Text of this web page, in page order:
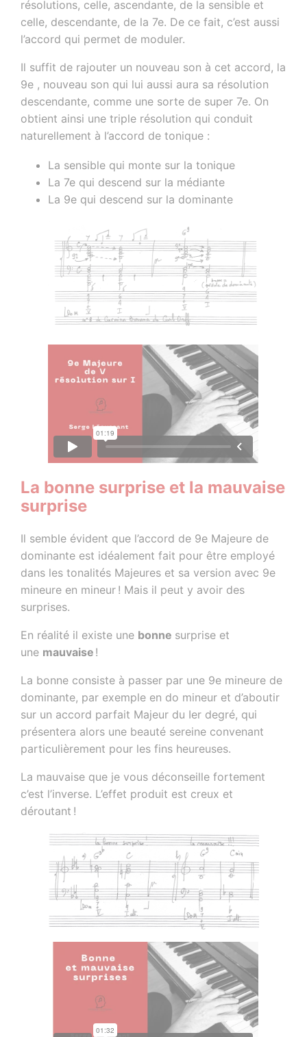
résolutions, celle, ascendante, de la sensible et
celle, descendante, de la 7e. De ce fait, c’est aussi
l’accord qui permet de moduler.
Il suffit de rajouter un nouveau son à cet accord, la
9e , nouveau son qui lui aussi aura sa résolution
descendante, comme une sorte de super 7e. On
obtient ainsi une triple résolution qui conduit
naturellement à l’accord de tonique :
La sensible qui monte sur la tonique
La 7e qui descend sur la médiante
La 9e qui descend sur la dominante
La bonne surprise et la mauvaise
surprise
Il semble évident que l’accord de 9e Majeure de
dominante est idéalement fait pour être employé
dans les tonalités Majeures et sa version avec 9e
mineure en mineur ! Mais il peut y avoir des
surprises.
En réalité il existe une bonne surprise et
une mauvaise !
La bonne consiste à passer par une 9e mineure de
dominante, par exemple en do mineur et d’aboutir
sur un accord parfait Majeur du Ier degré, qui
présentera alors une beauté sereine convenant
particulièrement pour les fins heureuses.
La mauvaise que je vous déconseille fortement
c’est l’inverse. L’effet produit est creux et
déroutant !